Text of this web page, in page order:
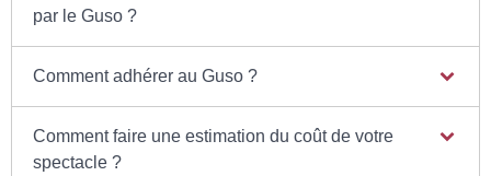
par le Guso ?
Comment adhérer au Guso ?
Comment faire une estimation du coût de votre
spectacle ?